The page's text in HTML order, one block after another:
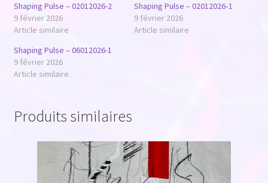
Shaping Pulse – 02012026-2
9 février 2026
Article similaire
Shaping Pulse – 02012026‑1
9 février 2026
Article similaire
Shaping Pulse – 06012026-1
9 février 2026
Article similaire
Produits similaires